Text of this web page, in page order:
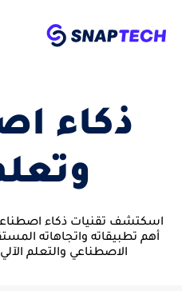
ذكاء
اسكتشف تقنيات ذكاء
أهم تطبيقاته واتجاهاته
الاصطناعي والتعلم